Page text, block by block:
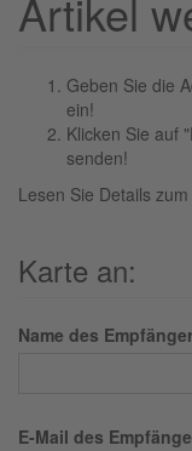
Artikel
Geben Sie die
ein!
Klicken Sie auf
senden!
Lesen Sie Details zum
Karte an:
Name des
E-Mail des